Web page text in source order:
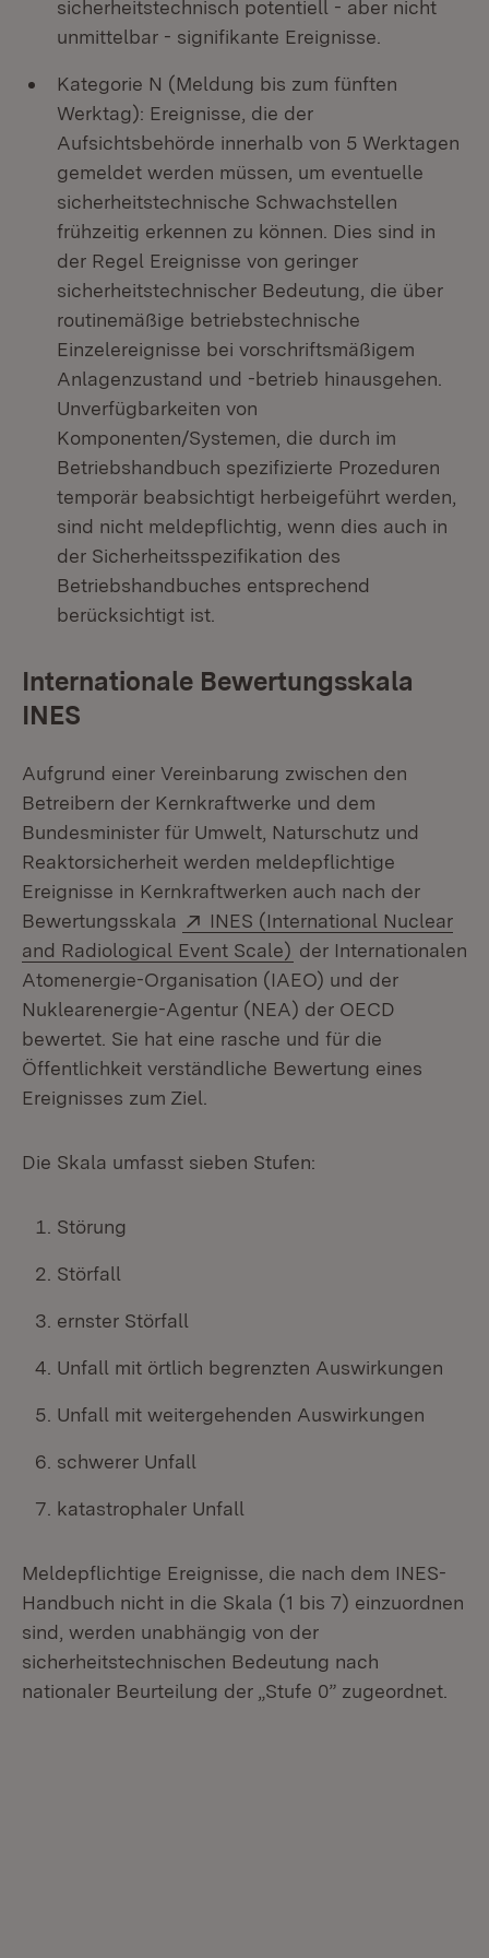
sicherheitstechnisch potentiell - aber nicht
unmittelbar - signifikante Ereignisse.
Kategorie N (Meldung bis zum fünften
Werktag): Ereignisse, die der
Aufsichtsbehörde innerhalb von 5 Werktagen
gemeldet werden müssen, um eventuelle
sicherheitstechnische Schwachstellen
frühzeitig erkennen zu können. Dies sind in
der Regel Ereignisse von geringer
sicherheitstechnischer Bedeutung, die über
routinemäßige betriebstechnische
Einzelereignisse bei vorschriftsmäßigem
Anlagenzustand und -betrieb hinausgehen.
Unverfügbarkeiten von
Komponenten/Systemen, die durch im
Betriebshandbuch spezifizierte Prozeduren
temporär beabsichtigt herbeigeführt werden,
sind nicht meldepflichtig, wenn dies auch in
der Sicherheitsspezifikation des
Betriebshandbuches entsprechend
berücksichtigt ist.
Internationale Bewertungsskala
INES
Aufgrund einer Vereinbarung zwischen den
Betreibern der Kernkraftwerke und dem
Bundesminister für Umwelt, Naturschutz und
Reaktorsicherheit werden meldepflichtige
Ereignisse in Kernkraftwerken auch nach der
Bewertungsskala
Extern:
INES (International Nuclear
and Radiological Event Scale) (Öffnet in neuem
der Internationalen
Atomenergie-Organisation (IAEO) und der
Nuklearenergie-Agentur (NEA) der OECD
bewertet. Sie hat eine rasche und für die
Öffentlichkeit verständliche Bewertung eines
Ereignisses zum Ziel.
Die Skala umfasst sieben Stufen:
Störung
Störfall
ernster Störfall
Unfall mit örtlich begrenzten Auswirkungen
Unfall mit weitergehenden Auswirkungen
schwerer Unfall
katastrophaler Unfall
Meldepflichtige Ereignisse, die nach dem INES-
Handbuch nicht in die Skala (1 bis 7) einzuordnen
sind, werden unabhängig von der
sicherheitstechnischen Bedeutung nach
nationaler Beurteilung der „Stufe 0” zugeordnet.